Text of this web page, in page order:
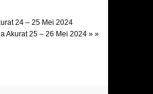
24 – 25 Mei 2024
Akurat 25 – 26 Mei 2024 » »